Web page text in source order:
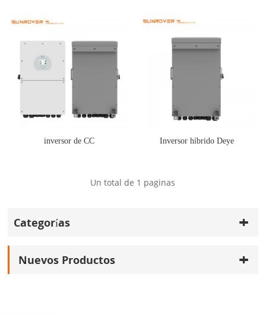
inversor de CC Inversor híbrido Deye
Un total de 1 paginas
Categorías
Nuevos Productos